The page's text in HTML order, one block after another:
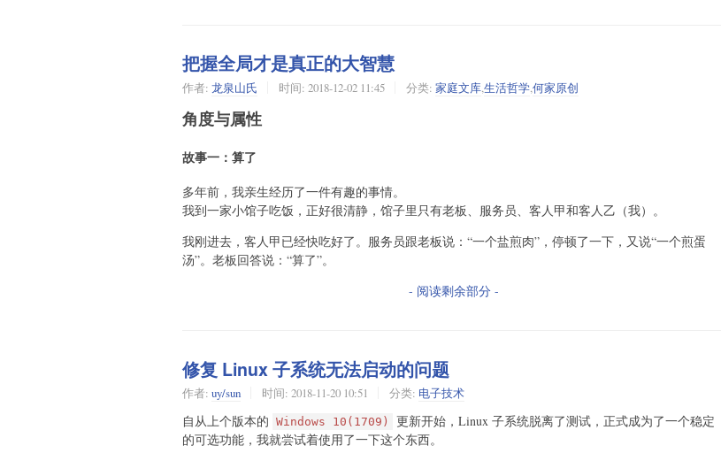
把握全局才是真正的大智慧
作者: 龙泉山氏 时间: 2018-12-02 11:45 分类: 家庭文库,生活哲学,何家原创
角度与属性
故事一：算了
多年前，我亲生经历了一件有趣的事情。
我到一家小馆子吃饭，正好很清静，馆子里只有老板、服务员、客人甲和客人乙（我）。
我刚进去，客人甲已经快吃好了。服务员跟老板说：“一个盐煎肉”，停顿了一下，又说“一个煎蛋
汤”。老板回答说：“算了”。
- 阅读剩余部分 -
修复 Linux 子系统无法启动的问题
作者: uy/sun 时间: 2018-11-20 10:51 分类: 电子技术
自从上个版本的 Windows 10(1709)
更新开始，Linux 子系统脱离了测试，正式成为了一个稳定
的可选功能，我就尝试着使用了一下这个东西。